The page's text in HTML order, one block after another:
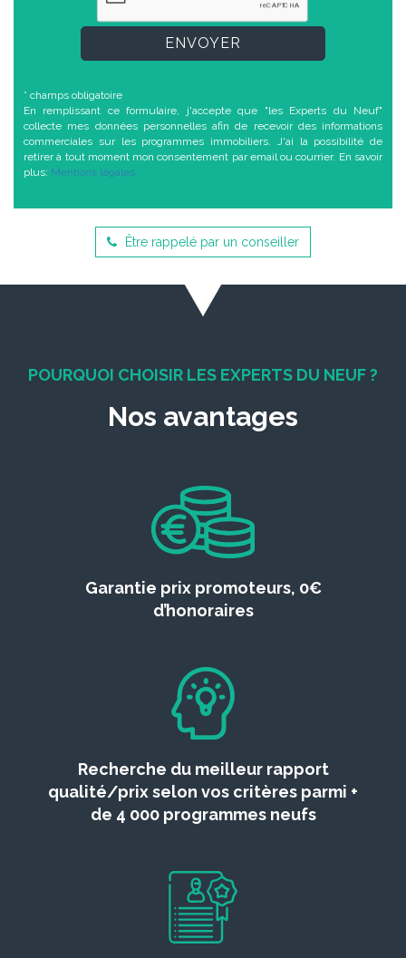
ENVOYER
* champs obligatoire
En remplissant ce formulaire, j'accepte que "les Experts du Neuf"
collecte mes données personnelles afin de recevoir des informations
commerciales sur les programmes immobiliers. J'ai la possibilité de
retirer à tout moment mon consentement par email ou courrier. En savoir
plus: Mentions légales
Être rappelé par un conseiller
POURQUOI CHOISIR LES EXPERTS DU NEUF ?
Nos avantages
Garantie prix promoteurs, 0€
d’honoraires
Recherche du meilleur rapport
qualité/prix selon vos critères parmi +
de 4 000 programmes neufs